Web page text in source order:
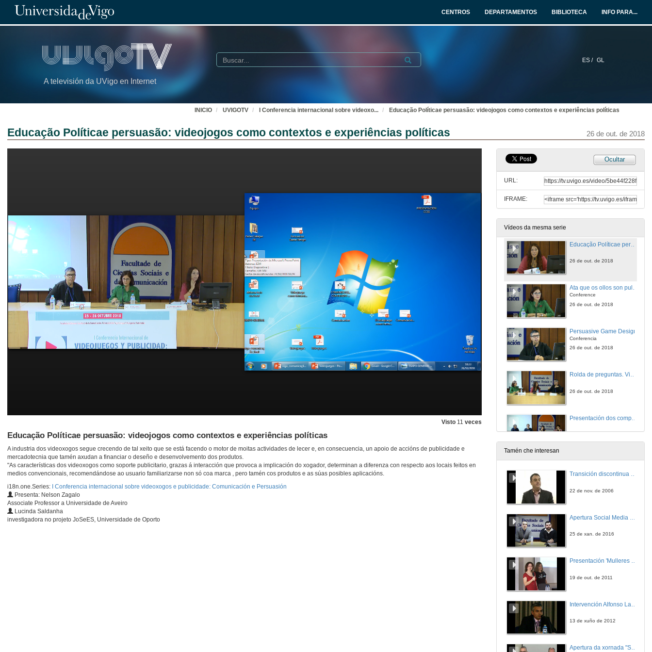
CENTROS DEPARTAMENTOS BIBLIOTECA INFO PARA...
A televisión da UVigo en Internet
ES / GL
Buscar Submit
INICIO UVIGOTV I Conferencia internacional sobre videoxo... Educação Políticae persuasão: videojogos como contextos e experiências políticas
Educação Políticae persuasão: videojogos como contextos e experiências políticas 26 de out. de 2018
Visto 11 veces
Educação Políticae persuasão: videojogos como contextos e experiências políticas
A industria dos videoxogos segue crecendo de tal xeito que se está facendo o motor de moitas actividades de lecer e, en consecuencia, un apoio de accións de publicidade e
mercadotecnia que tamén axudan a financiar o deseño e desenvolvemento dos produtos.
"As características dos videoxogos como soporte publicitario, grazas á interacción que provoca a implicación do xogador, determinan a diferenza con respecto aos locais feitos en
medios convencionais, recomendándose ao usuario familiarizarse non só coa marca , pero tamén cos produtos e as súas posibles aplicacións.
i18n.one.Series:
I Conferencia internacional sobre videoxogos e publicidade: Comunicación e Persuasión
Presenta: Nelson Zagalo
Associate Professor a Universidade de Aveiro
Lucinda Saldanha
investigadora no projeto JoSeES, Universidade de Oporto
Ocultar
URL:
IFRAME:
Vídeos da mesma serie
Rolda de preguntas. E-Sport
25 de out. de 2018
Videoxogos como ferramienta de comunicación
Rolda de preguntas. Videoxogo como ferramienta de comunicación
25 de out. de 2018
26 de out. de 2018
Ata que os ollos son pulverizados
Conference
26 de out. de 2018
Persuasive Game Design
Conferencia
26 de out. de 2018
Rolda de preguntas. Videoxogos como ferramienta de persuasión e comunicación
26 de out. de 2018
De Pong, refuxiados e retórica procesual
26 de out. de 2018
26 de out. de 2018
Tamén che interesan
Transición discontinua de partículas de microgel termosensible
22 de nov. de 2006
25 de xan. de 2016
Presentación 'Mulleres no software libre'
19 de out. de 2011
13 de xuño de 2012
Apertura da xornada "Smart-Energy, Smart-City"